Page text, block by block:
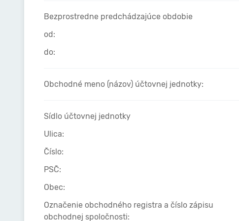
Bezprostredne predchádzajúce obdobie
od:
do:
Obchodné meno (názov) účtovnej jednotky:
Sídlo účtovnej jednotky
Ulica:
Číslo:
PSČ:
Obec:
Označenie obchodného registra a číslo zápisu
obchodnej spoločnosti: